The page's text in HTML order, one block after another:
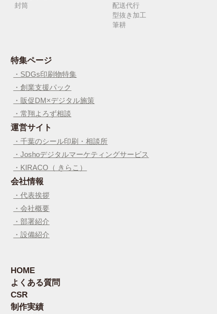
封筒
配送代行
型抜き加工
筆耕
特集ページ
・SDGs印刷物特集
・創業支援パック
・販促DM×デジタル施策
・常翔よろず相談
運営サイト
・千葉のシール印刷・相談所
・Joshoデジタルマーケティングサービス
・KIRACO（ きらこ）
会社情報
・代表挨拶
・会社概要
・部署紹介
・設備紹介
HOME
よくある質問
CSR
制作実績